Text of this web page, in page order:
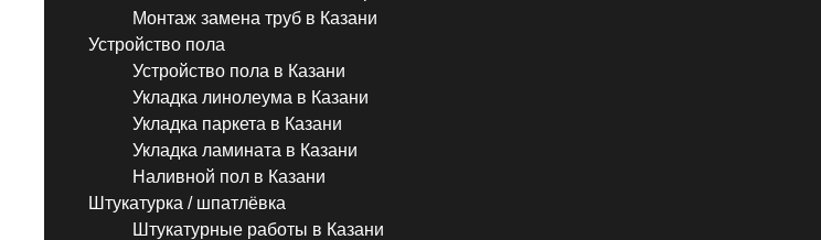
Монтаж замена труб в Казани
Устройство пола
Устройство пола в Казани
Укладка линолеума в Казани
Укладка паркета в Казани
Укладка ламината в Казани
Наливной пол в Казани
Штукатурка / шпатлёвка
Штукатурные работы в Казани